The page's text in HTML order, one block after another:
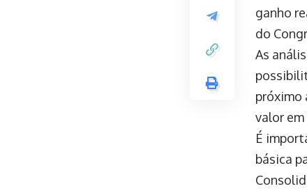
ganho
do
As
próximo
valor em
É
básica